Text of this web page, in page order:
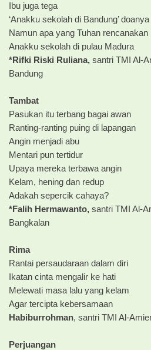
Ibu juga tega
‘Anakku sekolah di Bandung’ doanya
Namun apa yang Tuhan rencanakan
Anakku sekolah di pulau Madura
*Rifki Riski Ruliana, santri TMI Al-
Bandung
Tambat
Pasukan itu terbang bagai awan
Ranting-ranting puing di lapangan
Angin menjadi abu
Mentari pun tertidur
Upaya mereka terbawa angin
Kelam, hening dan redup
Adakah sepercik
*Falih Hermawanto, santri TMI Al-
Bangkalan
Rima
Rantai persaudaraan dalam diri
Ikatan cinta mengalir ke hati
Melewati masa lalu yang kelam
Agar tercipta kebersamaan
Habiburrohman, santri TMI Al-
Perjuangan